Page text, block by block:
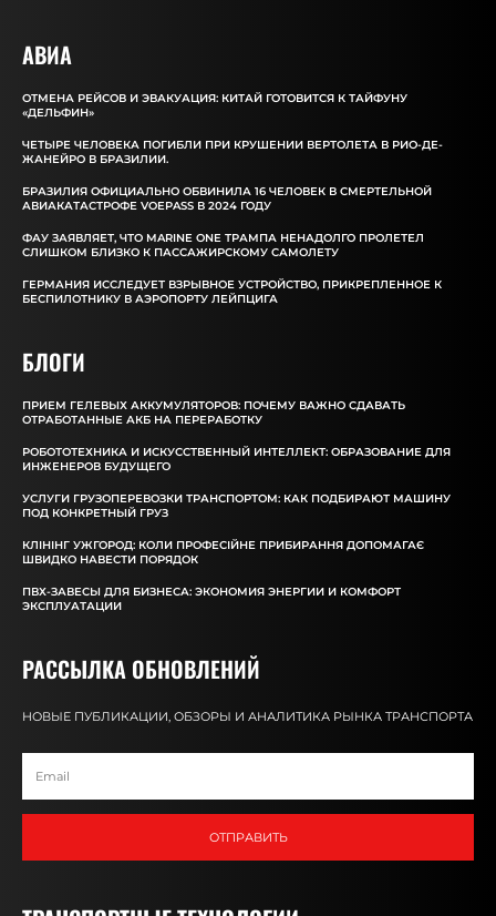
АВИА
ОТМЕНА РЕЙСОВ И ЭВАКУАЦИЯ: КИТАЙ ГОТОВИТСЯ К ТАЙФУНУ
«ДЕЛЬФИН»
ЧЕТЫРЕ ЧЕЛОВЕКА ПОГИБЛИ ПРИ КРУШЕНИИ ВЕРТОЛЕТА В РИО-ДЕ-
ЖАНЕЙРО В БРАЗИЛИИ.
БРАЗИЛИЯ ОФИЦИАЛЬНО ОБВИНИЛА 16 ЧЕЛОВЕК В СМЕРТЕЛЬНОЙ
АВИАКАТАСТРОФЕ VOEPASS В 2024 ГОДУ
ФАУ ЗАЯВЛЯЕТ, ЧТО MARINE ONE ТРАМПА НЕНАДОЛГО ПРОЛЕТЕЛ
СЛИШКОМ БЛИЗКО К ПАССАЖИРСКОМУ САМОЛЕТУ
ГЕРМАНИЯ ИССЛЕДУЕТ ВЗРЫВНОЕ УСТРОЙСТВО, ПРИКРЕПЛЕННОЕ К
БЕСПИЛОТНИКУ В АЭРОПОРТУ ЛЕЙПЦИГА
БЛОГИ
ПРИЕМ ГЕЛЕВЫХ АККУМУЛЯТОРОВ: ПОЧЕМУ ВАЖНО СДАВАТЬ
ОТРАБОТАННЫЕ АКБ НА ПЕРЕРАБОТКУ
РОБОТОТЕХНИКА И ИСКУССТВЕННЫЙ ИНТЕЛЛЕКТ: ОБРАЗОВАНИЕ ДЛЯ
ИНЖЕНЕРОВ БУДУЩЕГО
УСЛУГИ ГРУЗОПЕРЕВОЗКИ ТРАНСПОРТОМ: КАК ПОДБИРАЮТ МАШИНУ
ПОД КОНКРЕТНЫЙ ГРУЗ
КЛІНІНГ УЖГОРОД: КОЛИ ПРОФЕСІЙНЕ ПРИБИРАННЯ ДОПОМАГАЄ
ШВИДКО НАВЕСТИ ПОРЯДОК
ПВХ-ЗАВЕСЫ ДЛЯ БИЗНЕСА: ЭКОНОМИЯ ЭНЕРГИИ И КОМФОРТ
ЭКСПЛУАТАЦИИ
РАССЫЛКА ОБНОВЛЕНИЙ
НОВЫЕ ПУБЛИКАЦИИ, ОБЗОРЫ И АНАЛИТИКА РЫНКА ТРАНСПОРТА
ОТПРАВИТЬ